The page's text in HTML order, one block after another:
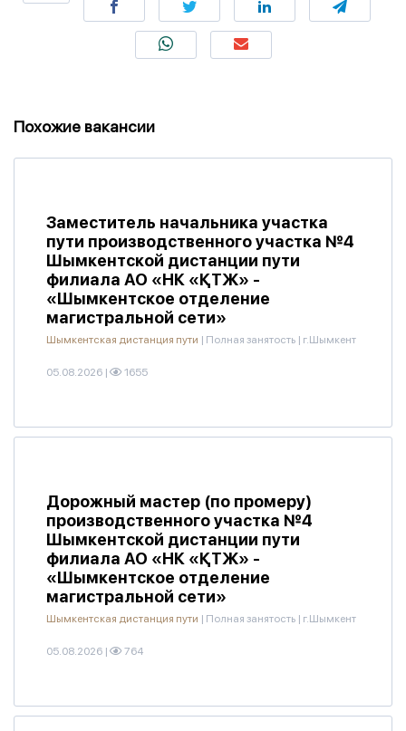
Похожие вакансии
Заместитель начальника участка
пути производственного участка №4
Шымкентской дистанции пути
филиала АО «НК «ҚТЖ» -
«Шымкентское отделение
магистральной сети»
Шымкентская дистанция пути | Полная занятость | г.Шымкент
05.08.2026 | 1655
Дорожный мастер (по промеру)
производственного участка №4
Шымкентской дистанции пути
филиала АО «НК «ҚТЖ» -
«Шымкентское отделение
магистральной сети»
Шымкентская дистанция пути | Полная занятость | г.Шымкент
05.08.2026 | 764